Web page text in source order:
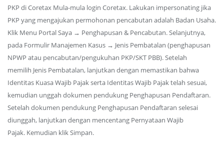
PKP di Coretax Mula-mula login Coretax. Lakukan impersonating jika
PKP yang mengajukan permohonan pencabutan adalah Badan Usaha.
Klik Menu Portal Saya → Penghapusan & Pencabutan. Selanjutnya,
pada Formulir Manajemen Kasus → Jenis Pembatalan (penghapusan
NPWP atau pencabutan/pengukuhan PKP/SKT PBB). Setelah
memilih Jenis Pembatalan, lanjutkan dengan memastikan bahwa
Identitas Kuasa Wajib Pajak serta Identitas Wajib Pajak telah sesuai,
kemudian unggah dokumen pendukung Penghapusan Pendaftaran.
Setelah dokumen pendukung Penghapusan Pendaftaran selesai
diunggah, lanjutkan dengan mencentang Pernyataan Wajib
Pajak. Kemudian klik Simpan.